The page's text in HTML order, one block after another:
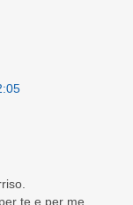
te e per me.